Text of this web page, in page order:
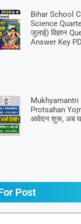
Bihar School
Science
जुलाई) विज्ञान
Answer Key
Mukhyamantri
Protsahan
आवेदन शुरू, अब
Post